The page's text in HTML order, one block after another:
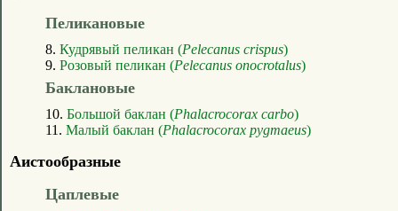
Пеликановые
8. Кудрявый пеликан (Pelecanus crispus)
9. Розовый пеликан (Pelecanus onocrotalus)
Баклановые
10. Большой баклан (Phalacrocorax carbo)
11. Малый баклан (Phalacrocorax pygmaeus)
Аистообразные
Цаплевые